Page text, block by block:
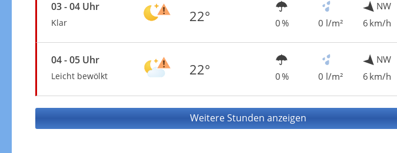
03 - 04 Uhr
Klar 22° 0 % 0 l/m²
NW
6 km/h
04 - 05 Uhr
Leicht bewölkt 22° 0 % 0 l/m²
NW
6 km/h
Weitere Stunden anzeigen